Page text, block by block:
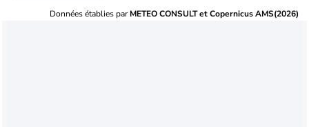
Données établies parMETEO CONSULT et Copernicus AMS(2026)